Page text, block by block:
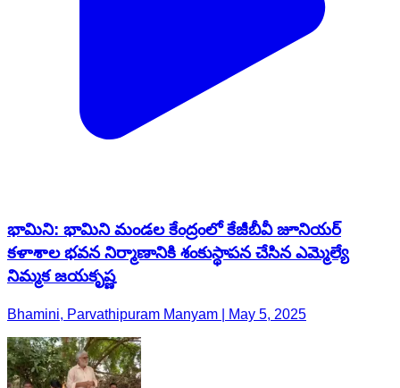
భామిని: భామిని మండల కేంద్రంలో కేజీబీవీ జూనియర్
కళాశాల భవన నిర్మాణానికి శంకుస్థాపన చేసిన ఎమ్మెల్యే
నిమ్మక జయకృష్ణ
Bhamini, Parvathipuram Manyam | May 5, 2025